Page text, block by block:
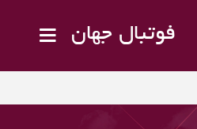
فوتبال جهان